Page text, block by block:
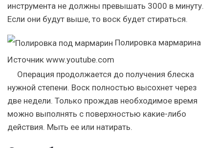
инструмента не должны превышать 3000 в минуту.
Если они будут выше, то воск будет стираться.
Полировка мармарина
Источник www.youtube.com
Операция продолжается до получения блеска
нужной степени. Воск полностью высохнет через
две недели. Только прождав необходимое время
можно выполнять с поверхностью какие-либо
действия. Мыть ее или натирать.